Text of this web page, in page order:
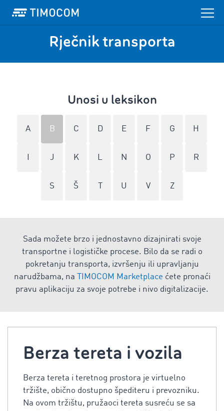
Rječnik transporta
Unosi u leksikon
A B C D E F G H
J K L N O P R
S Š U V Z
Sada možete brzo i jednostavno dizajnirati svoje
transportne i logističke procese. Bilo da se radi o
pokretanju transporta, izvršenju ili upravljanju
narudžbama, na
TIMOCOM Marketplace ćete pronaći
pravu aplikaciju za svoje potrebe i nivo digitalizacije.
Berza tereta i vozila
Berza tereta i teretnog prostora je virtuelno
tržište, obično dostupno špediteru i prevozniku.
Na ovom tržištu, pružaoci tereta susreću se sa